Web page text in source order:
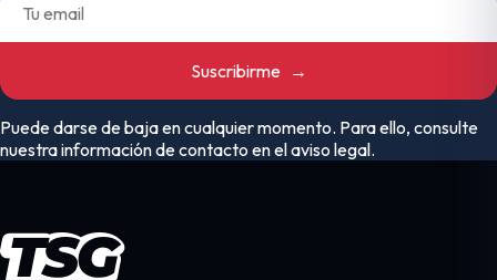
Suscribirme →
Puede darse de baja en cualquier momento. Para ello, consulte
nuestra información de contacto en el aviso legal.